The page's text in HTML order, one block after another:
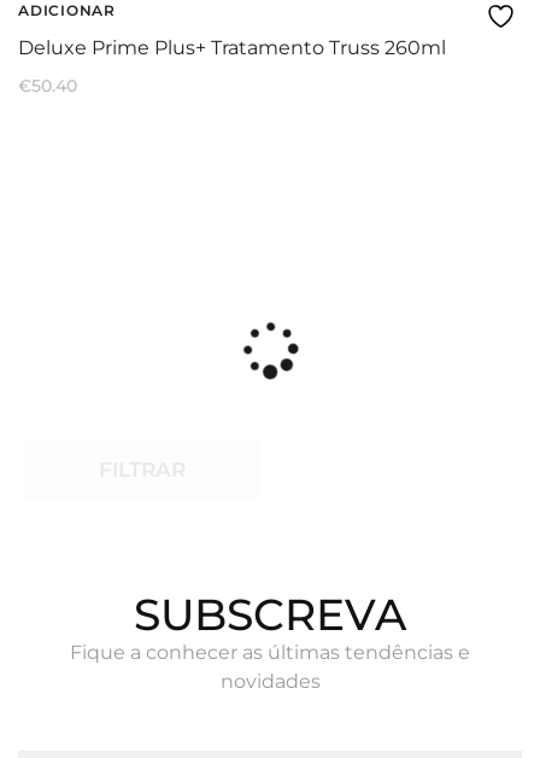
ADICIONAR
Deluxe Prime Plus+ Tratamento Truss 260ml
€50.40
SUBSCREVA
Fique a conhecer as últimas tendências e
novidades